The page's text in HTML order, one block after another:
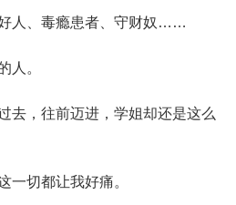
人、毒瘾患者、守财奴……
人。
去，往前迈进，学姐却还是这么
一切都让我好痛。